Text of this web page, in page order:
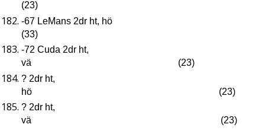
(23)
-67 LeMans 2dr ht, hö
(33)
-72 Cuda 2dr ht,
vä (23)
? 2dr ht,
hö (23)
? 2dr ht,
vä (23)